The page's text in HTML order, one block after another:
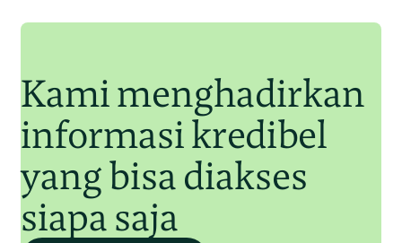
Kami menghadirkan
informasi kredibel
yang bisa diakses
siapa saja